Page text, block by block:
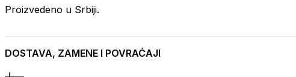
Proizvedeno u Srbiji.
DOSTAVA, ZAMENE I POVRAĆAJI